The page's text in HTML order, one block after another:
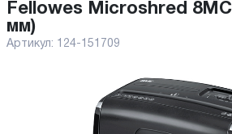
Fellowes Microshred
мм)
Артикул: 124-151709